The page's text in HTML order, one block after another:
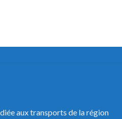
aux transports de la région